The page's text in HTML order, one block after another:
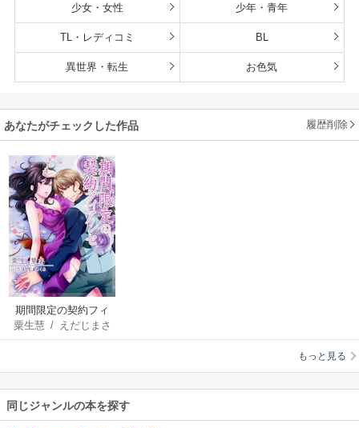
少女・女性 少年・青年
TL・レディコミ BL
異世界・転生 お色気
あなたがチェックした作品 履歴削除
期間限定の契約フィ
アンセ
粟生慧/ えだじまさ
くら
もっと見る
同じジャンルの本を探す